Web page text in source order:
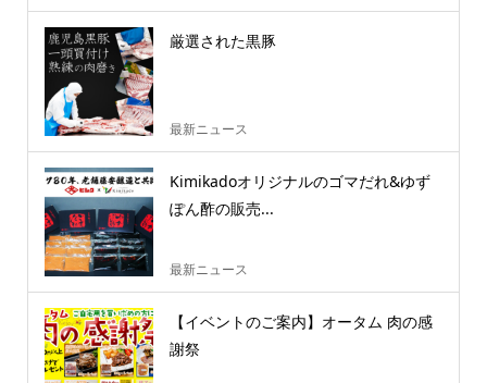
厳選された黒豚
最新ニュース
Kimikadoオリジナルのゴマだれ&ゆず
ぽん酢の販売...
最新ニュース
【イベントのご案内】オータム 肉の感
謝祭